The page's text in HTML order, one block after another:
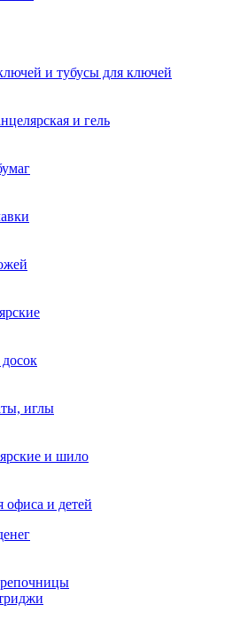
и тубусы для ключей
и гель
иглы
и шило
и детей